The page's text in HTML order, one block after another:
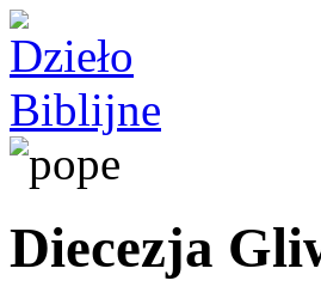
Diecezja